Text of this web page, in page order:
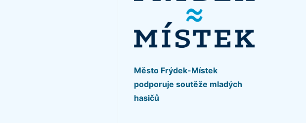
Město Frýdek-Místek
podporuje soutěže mladých
hasičů